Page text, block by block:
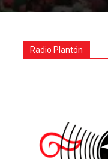
Radio Plantón